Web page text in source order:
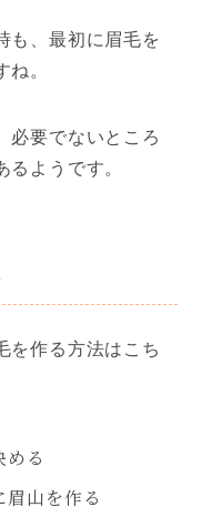
も、最初に眉毛を
ね。
必要でないところ
るようです。
を作る方法はこち
める
眉山を作る